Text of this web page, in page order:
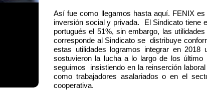
Así fue como llegamos hasta aquí. FENIX
inversión social y privada. El Sindicato tiene
portugués el 51%, sin embargo, las
corresponde al Sindicato se distribuye
estas utilidades logramos integrar en
sostuvieron la lucha a lo largo de los
seguimos insistiendo en la reinserción
como trabajadores asalariados o en el
cooperativa.